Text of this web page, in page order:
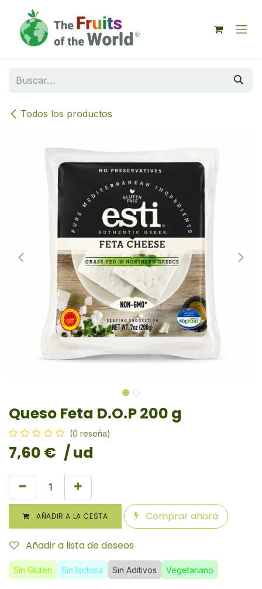
Todos los productos
Queso Feta D.O.P 200 g
(0 reseña)
7,60 € / ud
AÑADIR A LA CESTA Comprar ahora
Añadir a lista de deseos
Sin Gluten Sin lactosa Sin Aditivos Vegetariano